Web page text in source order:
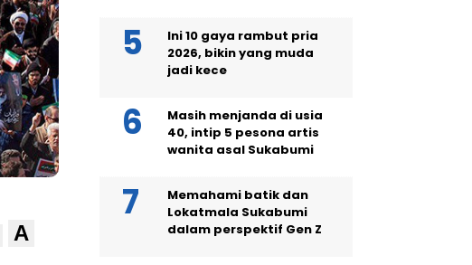
A
Ini 10 gaya rambut pria
2026, bikin yang muda
jadi kece
Masih menjanda di usia
40, intip 5 pesona artis
wanita asal Sukabumi
Memahami batik dan
Lokatmala Sukabumi
dalam perspektif Gen Z